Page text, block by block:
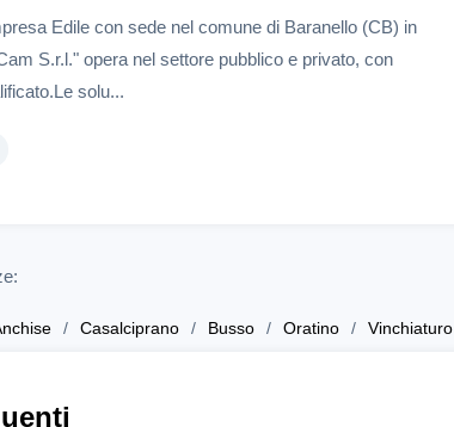
Edile con sede nel comune di Baranello (CB) in
S.r.l." opera nel settore pubblico e privato, con
solu...
Casalciprano Busso Oratino Vinchiaturo